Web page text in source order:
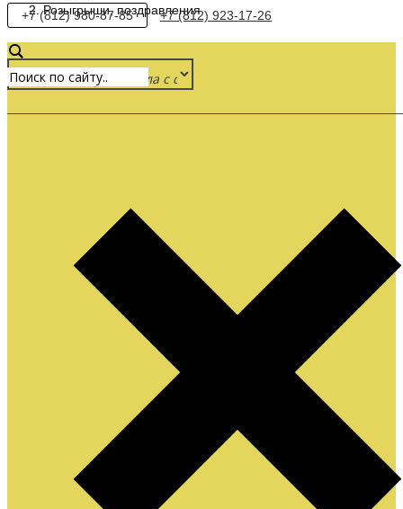
Розыгрыши, поздравления
+7 (812) 980-87-85 +7 (812) 923-17-26